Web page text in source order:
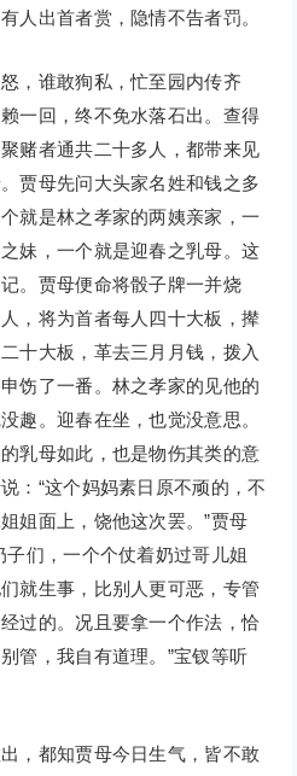
人出首者赏，隐情不告者罚。
谁敢狥私，忙至园内传齐
一回，终不免水落石出。查得
赌者通共二十多人，都带来见
贾母先问大头家名姓和钱之多
就是林之孝家的两姨亲家，一
妹，一个就是迎春之乳母。这
。贾母便命将骰子牌一并烧
，将为首者每人四十大板，撵
十大板，革去三月月钱，拨入
饬了一番。林之孝家的见他的
趣。迎春在坐，也觉没意思。
乳母如此，也是物伤其类的意
：“这个妈妈素日原不顽的，不
姐面上，饶他这次罢。”贾母
们，一个个仗着奶过哥儿姐
就生事，比别人更可恶，专管
过的。况且要拿一个作法，恰
管，我自有道理。”宝钗等听
都知贾母今日生气，皆不敢